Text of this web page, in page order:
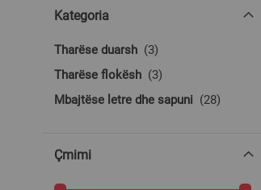
Kategoria
Tharëse duarsh 3produkte
Tharëse flokësh
3produkte
Mbajtëse letre dhe sapuni
28produkte
Çmimi